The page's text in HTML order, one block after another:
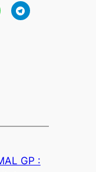
GP :